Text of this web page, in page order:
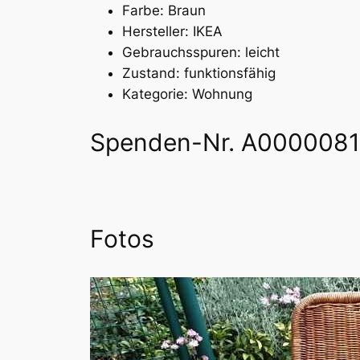
Farbe: Braun
Hersteller: IKEA
Gebrauchsspuren: leicht
Zustand: funktionsfähig
Kategorie: Wohnung
Spenden-Nr.
Fotos